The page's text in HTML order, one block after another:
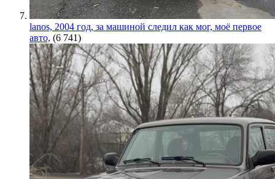
lanos, 2004 год, за машиной следил как мог, моё первое
авто, (6 741)